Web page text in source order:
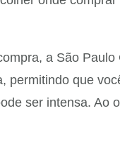
a São
permitindo que
ser intensa.